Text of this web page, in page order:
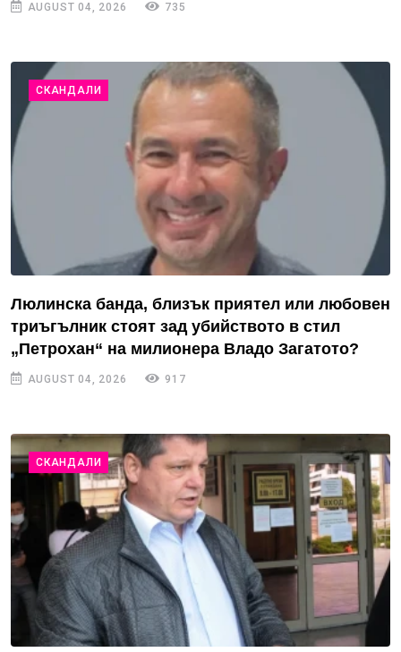
AUGUST 04, 2026 735
СКАНДАЛИ
Люлинска банда, близък приятел или любовен
триъгълник стоят зад убийството в стил
„Петрохан“ на милионера Владо Загатото?
AUGUST 04, 2026 917
СКАНДАЛИ